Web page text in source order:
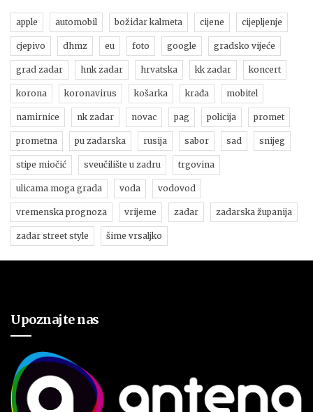
apple automobil božidar kalmeta cijene cijepljenje
cjepivo dhmz eu foto google gradsko vijeće
grad zadar hnk zadar hrvatska kk zadar koncert
korona koronavirus košarka krađa mobitel
namirnice nk zadar novac pag policija promet
prometna pu zadarska rusija sabor sad snijeg
stipe miočić sveučilište u zadru trgovina
ulicama moga grada voda vodovod
vremenska prognoza vrijeme zadar zadarska županija
zadar street style šime vrsaljko
Upoznajte nas